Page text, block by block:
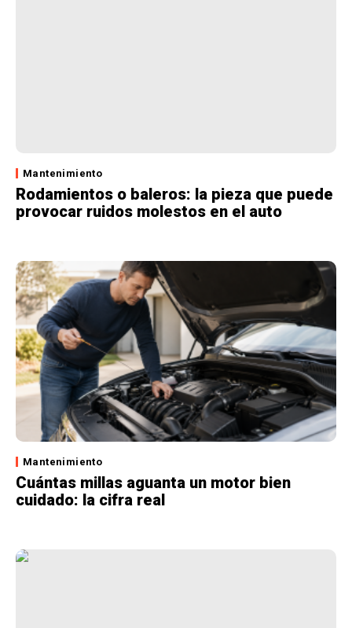
Mantenimiento
Rodamientos o baleros: la pieza que puede
provocar ruidos molestos en el auto
Mantenimiento
Cuántas millas aguanta un motor bien
cuidado: la cifra real